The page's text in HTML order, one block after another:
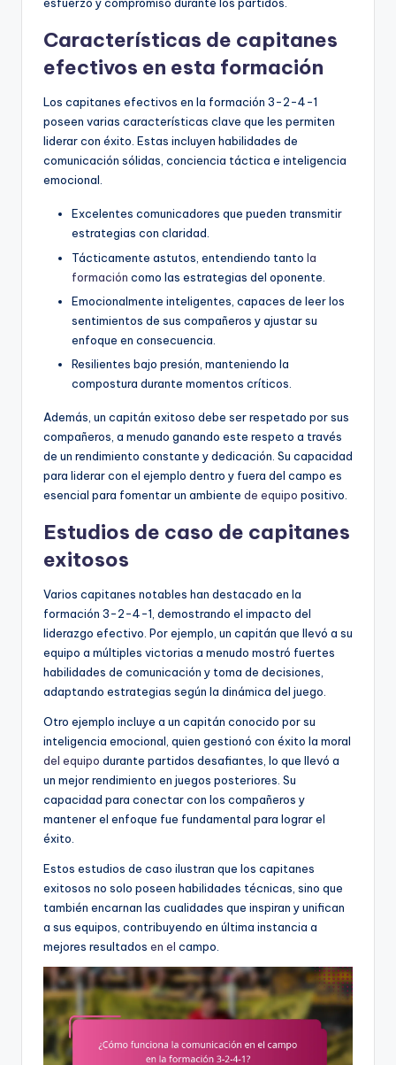
esfuerzo y compromiso durante los partidos.
Características de capitanes
efectivos en esta formación
Los capitanes efectivos en la formación 3-2-4-1
poseen varias características clave que les permiten
liderar con éxito. Estas incluyen habilidades de
comunicación sólidas, conciencia táctica e inteligencia
emocional.
Excelentes comunicadores que pueden transmitir
estrategias con claridad.
Tácticamente astutos, entendiendo tanto la
formación como las estrategias del oponente.
Emocionalmente inteligentes, capaces de leer los
sentimientos de sus compañeros y ajustar su
enfoque en consecuencia.
Resilientes bajo presión, manteniendo la
compostura durante momentos críticos.
Además, un capitán exitoso debe ser respetado por sus
compañeros, a menudo ganando este respeto a través
de un rendimiento constante y dedicación. Su capacidad
para liderar con el ejemplo dentro y fuera del campo es
esencial para fomentar un ambiente de equipo positivo.
Estudios de caso de capitanes
exitosos
Varios capitanes notables han destacado en la
formación 3-2-4-1, demostrando el impacto del
liderazgo efectivo. Por ejemplo, un capitán que llevó a su
equipo a múltiples victorias a menudo mostró fuertes
habilidades de comunicación y toma de decisiones,
adaptando estrategias según la dinámica del juego.
Otro ejemplo incluye a un capitán conocido por su
inteligencia emocional, quien gestionó con éxito la moral
del equipo durante partidos desafiantes, lo que llevó a
un mejor rendimiento en juegos posteriores. Su
capacidad para conectar con los compañeros y
mantener el enfoque fue fundamental para lograr el
éxito.
Estos estudios de caso ilustran que los capitanes
exitosos no solo poseen habilidades técnicas, sino que
también encarnan las cualidades que inspiran y unifican
a sus equipos, contribuyendo en última instancia a
mejores resultados en el campo.